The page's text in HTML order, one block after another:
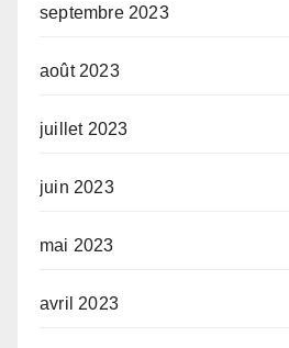
septembre 2023
août 2023
juillet 2023
juin 2023
mai 2023
avril 2023